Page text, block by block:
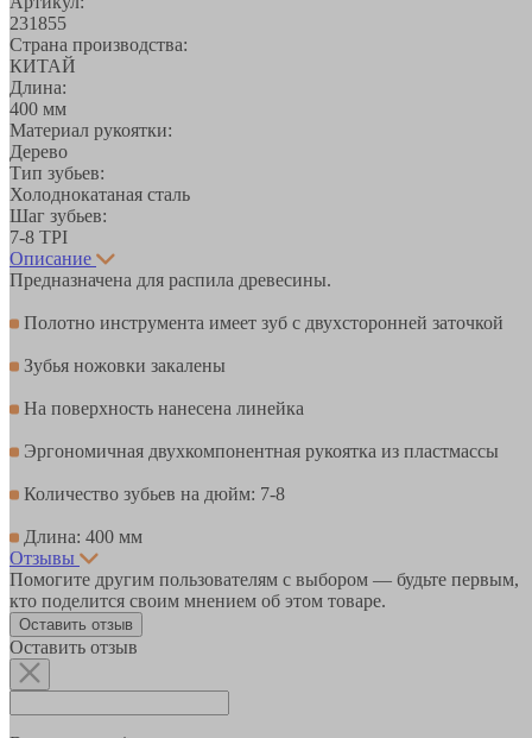
231855
Страна производства:
КИТАЙ
Длина:
400 мм
Материал рукоятки:
Дерево
Тип зубьев:
Холоднокатаная сталь
Шаг зубьев:
7-8 TPI
Описание
Предназначена для распила древесины.
Полотно инструмента имеет зуб с двухсторонней заточкой
Зубья ножовки закалены
На поверхность нанесена линейка
Эргономичная двухкомпонентная рукоятка из пластмассы
Количество зубьев на дюйм: 7-8
Длина: 400 мм
Отзывы
Помогите другим пользователям с выбором — будьте первым,
кто поделится своим мнением об этом товаре.
Оставить отзыв
Оставить отзыв